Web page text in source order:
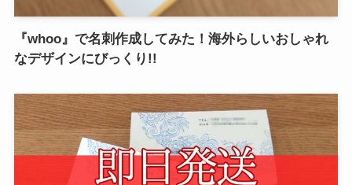
『whoo』で名刺作成してみた！海外らしいおしゃれ
なデザインにびっくり!!